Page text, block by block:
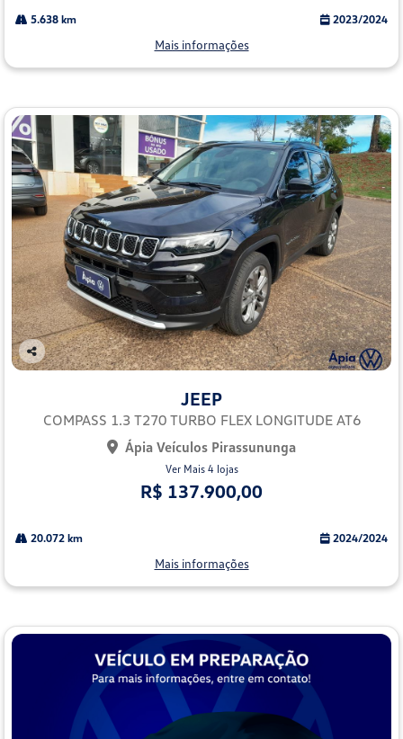
5.638 km 2023/2024
Mais informações
Co
JEEP
COMPASS 1.3 T270 TURBO FLEX LONGITUDE AT6
Ápia Veículos Pirassununga
Ver Mais 4 lojas
R$ 137.900,00
20.072 km 2024/2024
Mais informações